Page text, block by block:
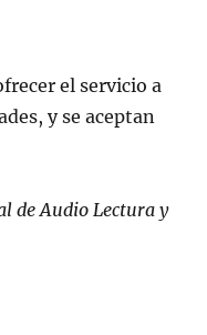
el servicio a
y se aceptan
de Audio Lectura y